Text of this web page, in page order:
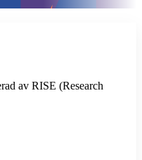
av RISE (Research